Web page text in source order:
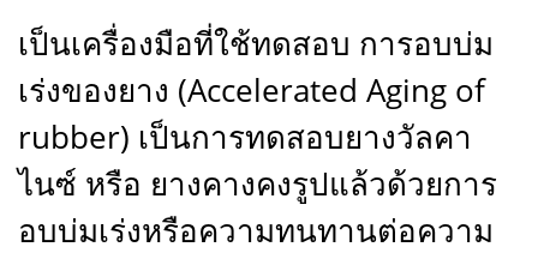
เป็นเครื่องมือที่ใช้ทดสอบ การอบบ่ม
เร่งของยาง (Accelerated Aging of
rubber) เป็นการทดสอบยางวัลคา
ไนซ์ หรือ ยางคางคงรูปแล้วด้วยการ
อบบ่มเร่งหรือความทนทานต่อความ